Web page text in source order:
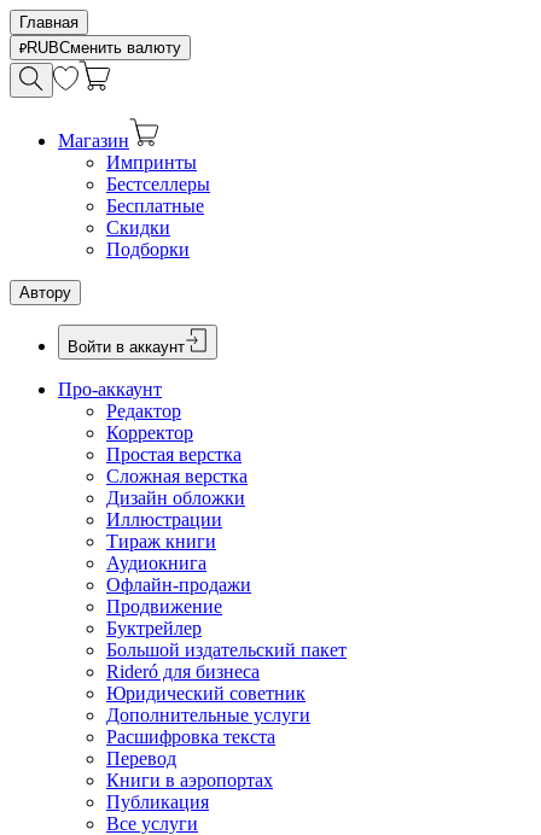
Главная
RUBСменить валюту
Магазин
Импринты
Бестселлеры
Бесплатные
Скидки
Подборки
Автору
Войти в аккаунт
Про-аккаунт
Редактор
Корректор
Простая верстка
Сложная верстка
Дизайн обложки
Иллюстрации
Тираж книги
Аудиокнига
Офлайн-продажи
Продвижение
Буктрейлер
Большой издательский пакет
Rideró для бизнеса
Юридический советник
Дополнительные услуги
Расшифровка текста
Перевод
Книги в аэропортах
Публикация
Все услуги